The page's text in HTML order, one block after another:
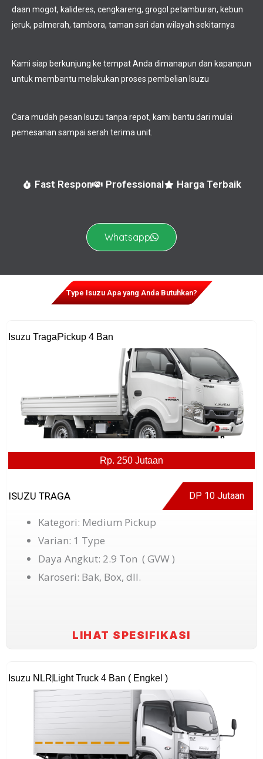
daan mogot, kalideres, cengkareng, grogol petamburan, kebun
jeruk, palmerah, tambora, taman sari dan wilayah sekitarnya
Kami siap berkunjung ke tempat Anda dimanapun dan kapanpun
untuk membantu melakukan proses pembelian Isuzu
Cara mudah pesan Isuzu tanpa repot, kami bantu dari mulai
pemesanan sampai serah terima unit.
Fast Respon Professional Harga Terbaik
Whatsapp
Type Isuzu Apa yang Anda Butuhkan?
Isuzu Traga Pickup 4 Ban
Rp. 250 Jutaan
ISUZU TRAGA DP 10 Jutaan
Kategori: Medium Pickup
Varian: 1 Type
Daya Angkut: 2.9 Ton ( GVW )
Karoseri: Bak, Box, dll.
LIHAT SPESIFIKASI
Isuzu NLR Light Truck 4 Ban ( Engkel )